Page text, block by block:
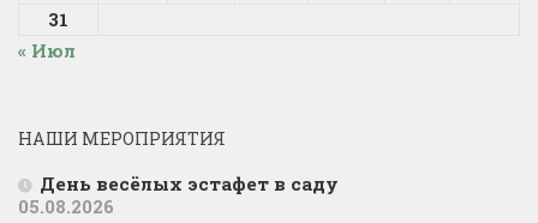
31
« Июл
НАШИ МЕРОПРИЯТИЯ
День весёлых эстафет в саду
05.08.2026